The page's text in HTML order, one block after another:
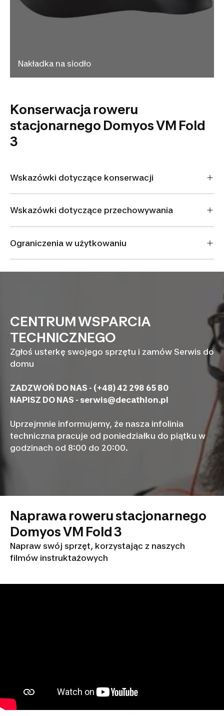
Nakładka na siodło
Konserwacja roweru
stacjonarnego Domyos VM Fold
3
Wskazówki dotyczące konserwacji
Wskazówki dotyczące przechowywania
Ograniczenia w użytkowaniu
CENTRUM WSPARCIA
TECHNICZNEGO
Zgłoś usterkę swojego sprzętu i zamów Serwis do
domu
ZADZWOŃ DO NAS - (+48) 42 298 65 80
NAPISZ DO NAS - serwis@decathlon.pl
Uprzejmnie informujemy, że nasza infolinia
techniczna pracuje od poniedziałku do piątku w
godzinach od 8:00 do 20:00.
Naprawa roweru stacjonarnego
Domyos VM Fold 3
Napraw swój sprzęt, korzystając z naszych
filmów instruktażowych